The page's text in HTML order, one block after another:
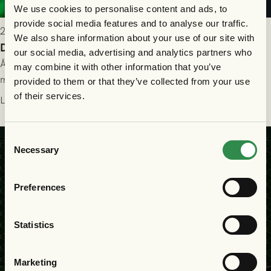
We use cookies to personalise content and ads, to
provide social media features and to analyse our traffic.
We also share information about your use of our site with
our social media, advertising and analytics partners who
may combine it with other information that you’ve
provided to them or that they’ve collected from your use
of their services.
Selection
Necessary
Preferences
Statistics
Marketing
2026-07-26 21:00
Delad poäng mot Halmstads BK
Åter i Allsvenskan stod Halmstads BK för motståndet i en
match som vägde tungt till fördel för GAIS, men där poängen
delades efter dramatik på tilläggstid.
Läs mer